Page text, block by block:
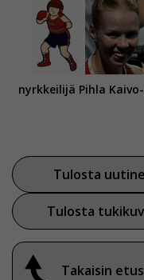
nyrkkeilijä Pihla
Tulosta
Tulosta
Takaisin